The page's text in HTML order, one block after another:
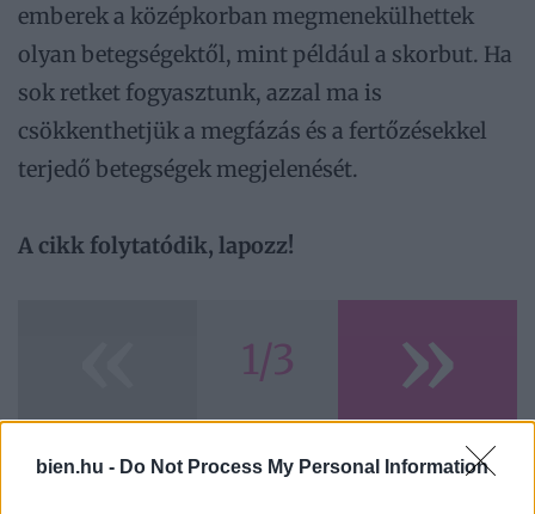
bien.hu - Do Not Process My Personal Information
emberek a középkorban megmenekülhettek
olyan betegségektől, mint például a skorbut. Ha
sok retket fogyasztunk, azzal ma is
csökkenthetjük a megfázás és a fertőzésekkel
terjedő betegségek megjelenését.
A cikk folytatódik, lapozz!
1/3 »